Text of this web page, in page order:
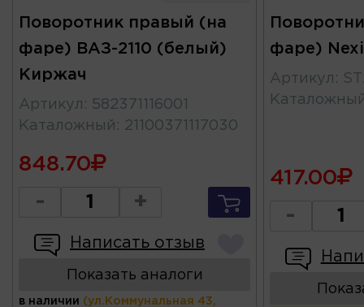
Поворотник правый (на
фаре) ВАЗ-2110 (белый)
Киржач
Артикул : 582371116001
Каталожный : 21100371117030
848.70
- +
Написать отзыв
Показать аналоги
в наличии (ул.Коммунальная 43,
фаре)
Артикул :
417.00
-